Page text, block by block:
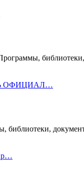
библиотеки,
ОФИЦИАЛ…